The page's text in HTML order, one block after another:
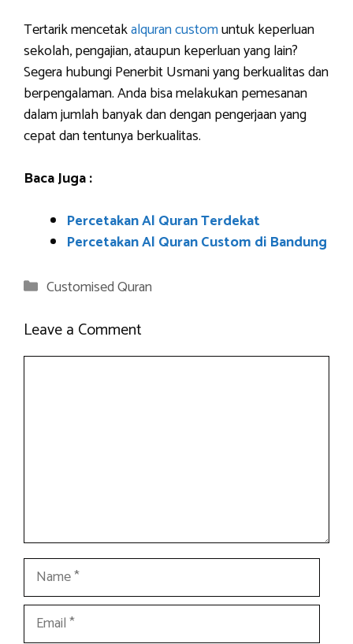
Tertarik mencetakalquran customuntuk keperluan
sekolah, pengajian, ataupun keperluan yang lain?
Segera hubungi Penerbit Usmani yang berkualitas dan
berpengalaman. Anda bisa melakukan pemesanan
dalam jumlah banyak dan dengan pengerjaan yang
cepat dan tentunya berkualitas.
Baca Juga :
Percetakan Al Quran Terdekat
Percetakan Al Quran Custom di Bandung
Categories
Customised Quran
Leave a Comment
Name
Email